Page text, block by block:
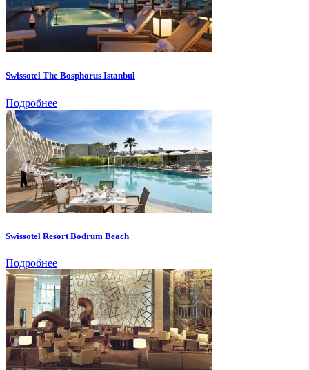
Swissotel The Bosphorus Istanbul
Подробнее
Swissotel Resort Bodrum Beach
Подробнее